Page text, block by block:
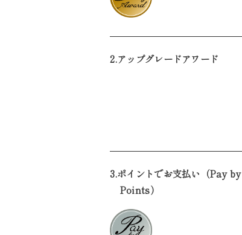
2.アップグレードアワード
3.ポイントでお支払い（Pay by
Points）